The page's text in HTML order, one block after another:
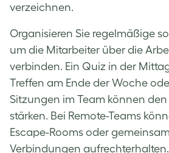
verzeichnen.
Organisieren Sie regelmäßige
um die Mitarbeiter über die
verbinden. Ein Quiz in der
Treffen am Ende der Woche
Sitzungen im Team können
stärken. Bei Remote-Teams
Escape-Rooms oder
Verbindungen